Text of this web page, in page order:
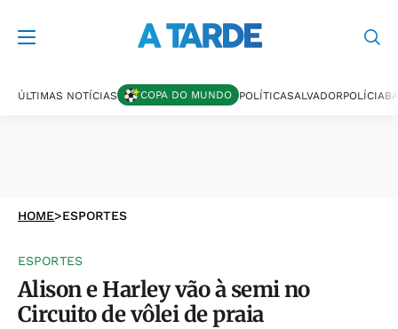
ÚLTIMAS NOTÍCIAS COPA DO MUNDO POLÍTICASALVADORPOLÍCIA
HOME>ESPORTES
ESPORTES
Alison e Harley vão à semi no
Circuito de vôlei de praia